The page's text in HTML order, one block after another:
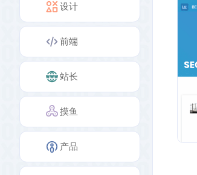
设计
前端
站长
摸鱼
产品